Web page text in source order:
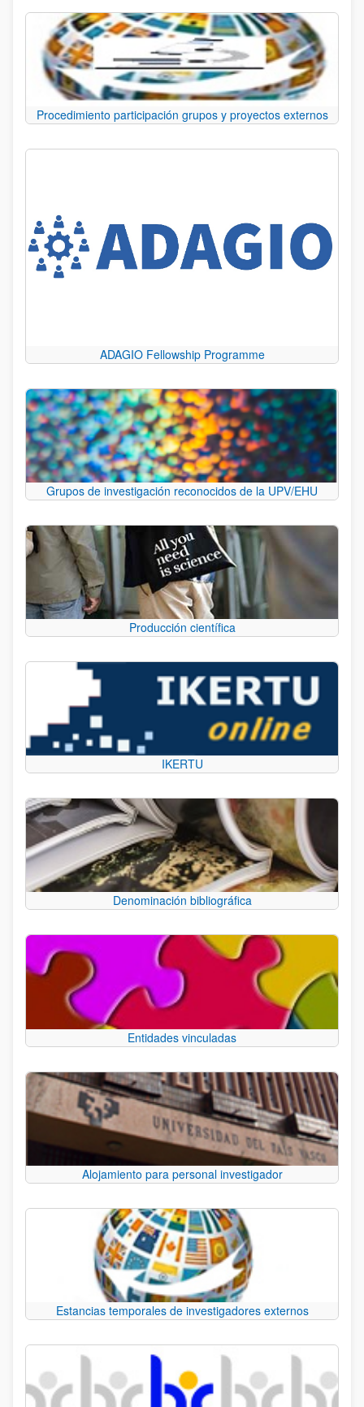
Procedimiento participación grupos y proyectos externos
ADAGIO Fellowship Programme
Grupos de investigación reconocidos de la UPV/EHU
Producción científica
IKERTU
Denominación bibliográfica
Entidades vinculadas
Alojamiento para personal investigador
Estancias temporales de investigadores externos